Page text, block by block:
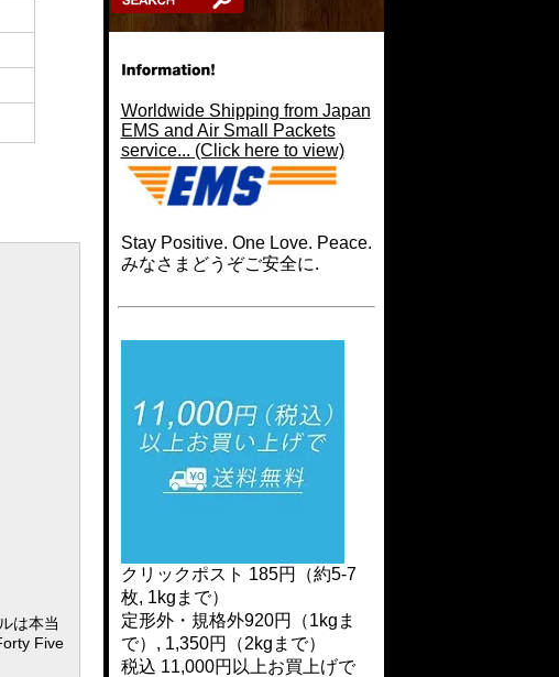
は本当
Five
Worldwide Shipping from Japan
EMS and Air Small Packets
service... (Click here to view)
Stay Positive. One Love. Peace.
みなさまどうぞご安全に.
クリックポスト 185円（約5-7
枚, 1kgまで）
定形外・規格外920円（1kgま
で）, 1,350円（2kgまで）
税込 11,000円以上お買上げで